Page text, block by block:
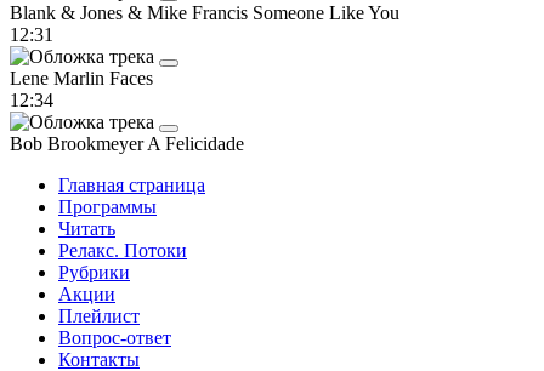
Blank & Jones & Mike Francis Someone Like You
12:31
Lene Marlin Faces
12:34
Bob BrookmeyerA Felicidade
Главная страница
Программы
Читать
Релакс. Потоки
Рубрики
Акции
Плейлист
Вопрос-ответ
Контакты